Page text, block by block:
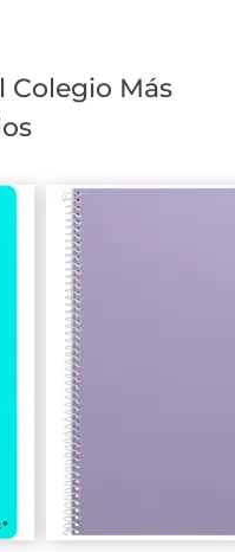
Colegio Más